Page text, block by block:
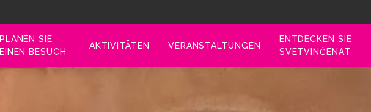
PLANEN SIE
EINEN BESUCH
AKTIVITÄTEN VERANSTALTUNGEN
ENTDECKEN SIE
SVETVINČENAT